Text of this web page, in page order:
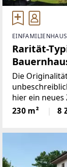
Rarität-
am
Die
hier ein neues
bereits ca.
230 m² 8